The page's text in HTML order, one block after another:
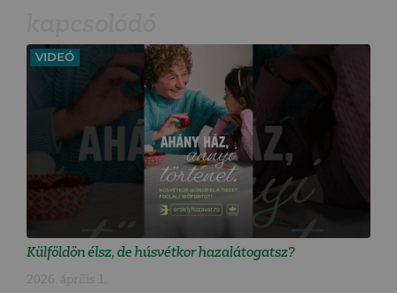
VIDEÓ
Külföldön élsz, de húsvétkor hazalátogatsz?
2026. április 1.